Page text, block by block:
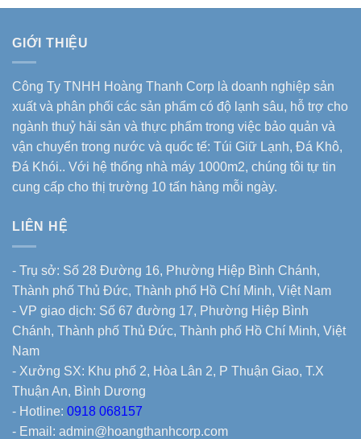
GIỚI THIỆU
Công Ty TNHH Hoàng Thanh Corp là doanh nghiệp sản
xuất và phân phối các sản phẩm có độ lạnh sâu, hỗ trợ cho
ngành thuỷ hải sản và thực phẩm trong việc bảo quản và
vận chuyển trong nước và quốc tế: Túi Giữ Lạnh, Đá Khô,
Đá Khói.. Với hệ thống nhà máy 1000m2, chúng tôi tự tin
cung cấp cho thị trường 10 tấn hàng mỗi ngày.
LIÊN HỆ
- Trụ sở: Số 28 Đường 16, Phường Hiệp Bình Chánh,
Thành phố Thủ Đức, Thành phố Hồ Chí Minh, Việt Nam
- VP giao dịch: Số 67 đường 17, Phường Hiệp Bình
Chánh, Thành phố Thủ Đức, Thành phố Hồ Chí Minh, Việt
Nam
- Xưởng SX: Khu phố 2, Hòa Lân 2, P Thuận Giao, T.X
Thuận An, Bình Dương
- Hotline: 0918 068157
- Email: admin@hoangthanhcorp.com